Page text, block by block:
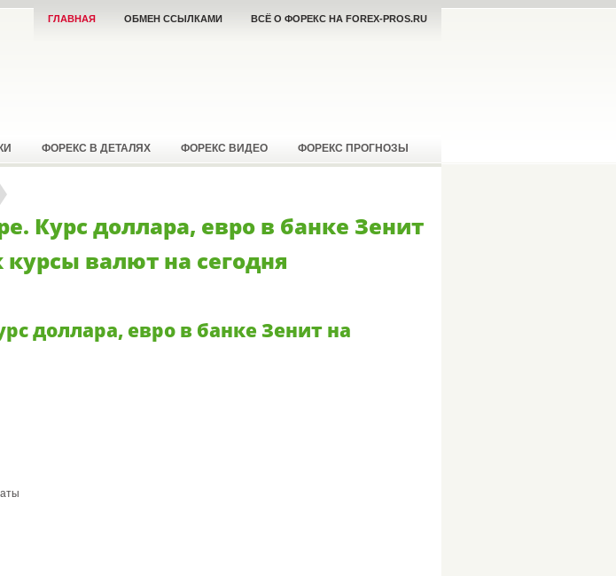
ГЛАВНАЯ ОБМЕН ССЫЛКАМИ ВСЁ О ФОРЕКС НА FOREX-PROS.RU
ФОРЕКС В ДЕТАЛЯХ ФОРЕКС ВИДЕО ФОРЕКС ПРОГНОЗЫ
Курс доллара, евро в банке Зенит
валют на сегодня
доллара, евро в банке Зенит на